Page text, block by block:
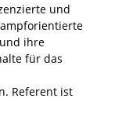
und
ihre
für das
Referent ist